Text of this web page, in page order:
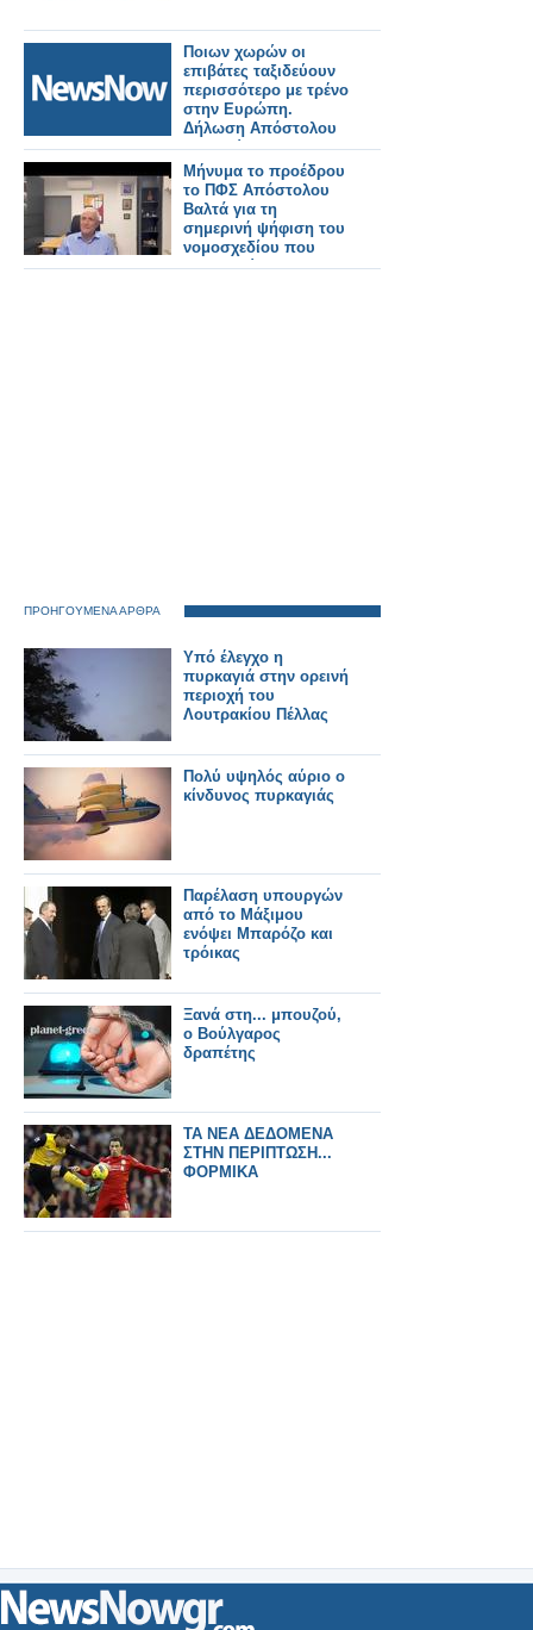
Ποιων χωρών οι
επιβάτες ταξιδεύουν
περισσότερο με τρένο
στην Ευρώπη.
Δήλωση Απόστολου
Τζιτζικώστα.
Μήνυμα το προέδρου
το ΠΦΣ Απόστολου
Βαλτά για τη
σημερινή ψήφιση του
νομοσχεδίου που
κατοχυρώνει τα
ΠΡΟΗΓΟΥΜΕΝΑ ΑΡΘΡΑ
Υπό έλεγχο η
πυρκαγιά στην ορεινή
περιοχή του
Λουτρακίου Πέλλας
Πολύ υψηλός αύριο ο
κίνδυνος πυρκαγιάς
Παρέλαση υπουργών
από το Μάξιμου
ενόψει Μπαρόζο και
τρόικας
Ξανά στη... μπουζού,
ο Βούλγαρος
δραπέτης
ΤΑ ΝΕΑ ΔΕΔΟΜΕΝΑ
ΣΤΗΝ ΠΕΡΙΠΤΩΣΗ...
ΦΟΡΜΙΚΑ